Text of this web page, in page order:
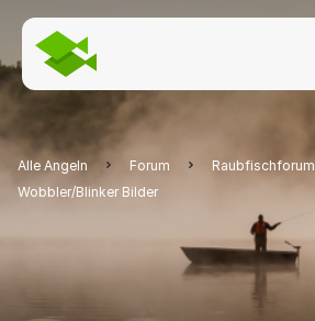
Alle Angeln Forum
Raubfischforum
Wobbler/Blinker Bilder